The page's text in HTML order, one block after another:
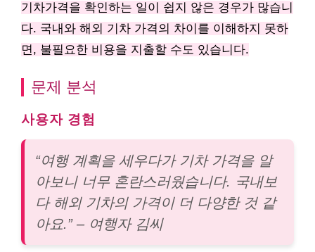
기차가격을 확인하는 일이 쉽지 않은 경우가 많습니
다. 국내와 해외 기차 가격의 차이를 이해하지 못하
면, 불필요한 비용을 지출할 수도 있습니다.
문제 분석
사용자 경험
“여행 계획을 세우다가 기차 가격을 알
아보니 너무 혼란스러웠습니다. 국내보
다 해외 기차의 가격이 더 다양한 것 같
아요.” – 여행자 김씨